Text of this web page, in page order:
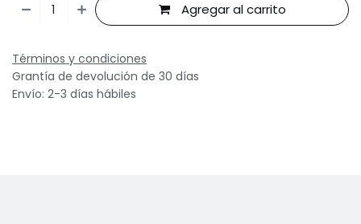
Agregar al carrito
Términos y condiciones
Grantía de devolución de 30 días
Envío: 2-3 días hábiles